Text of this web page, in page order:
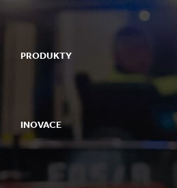
PRODUKTY
INOVACE